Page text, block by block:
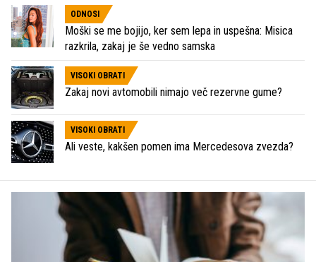
ODNOSI
Moški se me bojijo, ker sem lepa in uspešna: Misica
razkrila, zakaj je še vedno samska
VISOKI OBRATI
Zakaj novi avtomobili nimajo več rezervne gume?
VISOKI OBRATI
Ali veste, kakšen pomen ima Mercedesova zvezda?